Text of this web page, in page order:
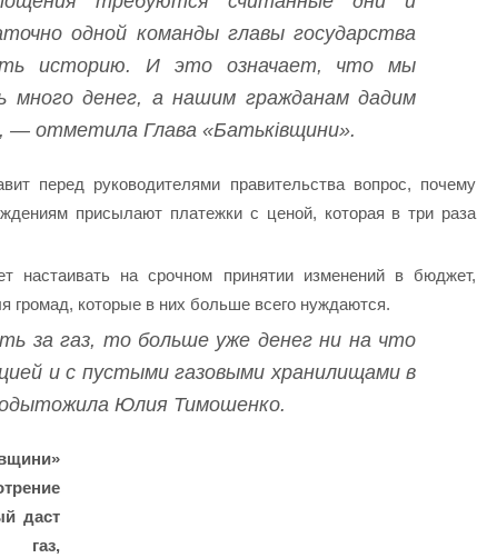
одной команды главы государства
историю. И это означает, что мы
много денег, а нашим гражданам дадим
— отметила Глава «Батьківщини».
перед руководителями правительства вопрос, почему
присылают платежки с ценой, которая в три раза
настаивать на срочном принятии изменений в бюджет,
громад, которые в них больше всего нуждаются.
за газ, то больше уже денег ни на что
и с пустыми газовыми хранилищами в
Юлия Тимошенко.
даст
газ,